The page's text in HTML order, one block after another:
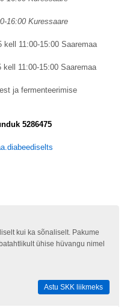
16:00 Kuressaare
kell 11:00-15:00 Saaremaa
11:00-15:00 Saaremaa
ja fermenteerimise
5286475
kui ka sõnaliselt. Pakume
ühise hüvangu nimel
Astu SKK liikmeks